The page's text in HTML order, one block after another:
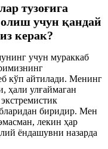
тузоғига
учун қандай
керак?
учун мураккаб
кўп айтилади. Менинг
ҳали улғаймаган
биридир. Мен
лекин ҳар
ёндашувни назарда